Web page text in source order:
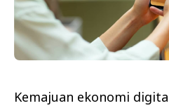
Kemajuan ekonomi